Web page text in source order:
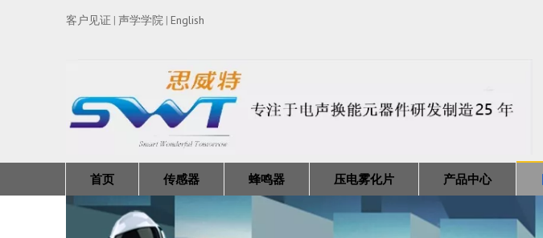
客户见证 | 声学学院 | English
首页 传感器 蜂鸣器 压电雾化片 产品中心